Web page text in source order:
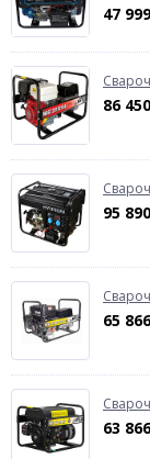
47
86 450
95 890
65
63